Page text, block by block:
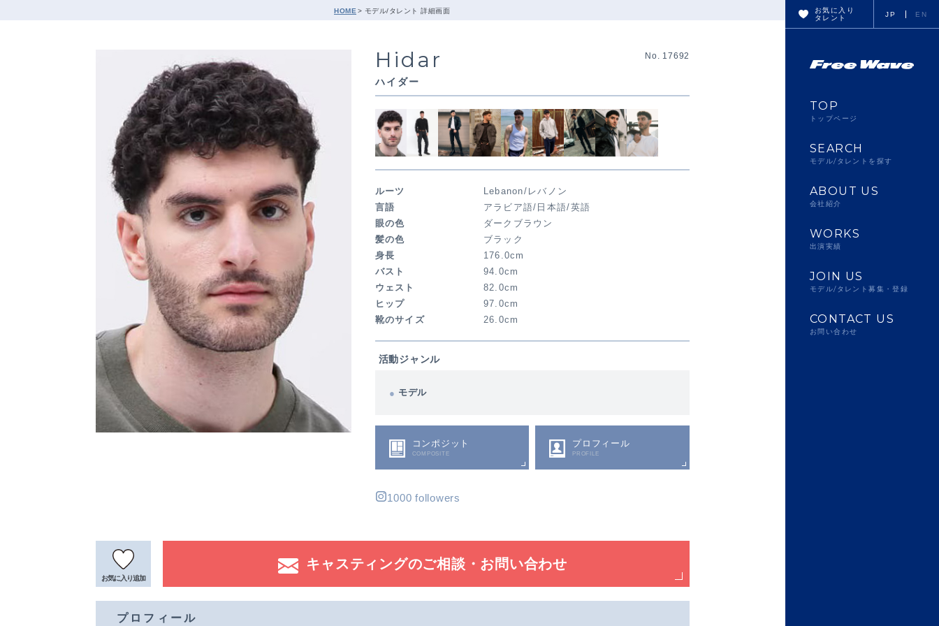
HOME モデル/タレント 詳細画面
Hidar
ハイダー
No. 17692
ルーツ
Lebanon/レバノン
言語
アラビア語/日本語/英語
眼の色
ダークブラウン
髪の色
ブラック
身長
176.0cm
バスト
94.0cm
ウェスト
82.0cm
ヒップ
97.0cm
靴のサイズ
26.0cm
活動ジャンル
モデル
コンポジット
COMPOSITE
プロフィール
PROFILE
1000 followers
お気に入り追加
キャスティングのご相談・お問い合わせ
プロフィール
お気に入り
タレント
JP EN
TOP
トップページ
SEARCH
モデル/タレントを探す
ABOUT US
会社紹介
WORKS
出演実績
JOIN US
モデル/タレント募集・登録
CONTACT US
お問い合わせ